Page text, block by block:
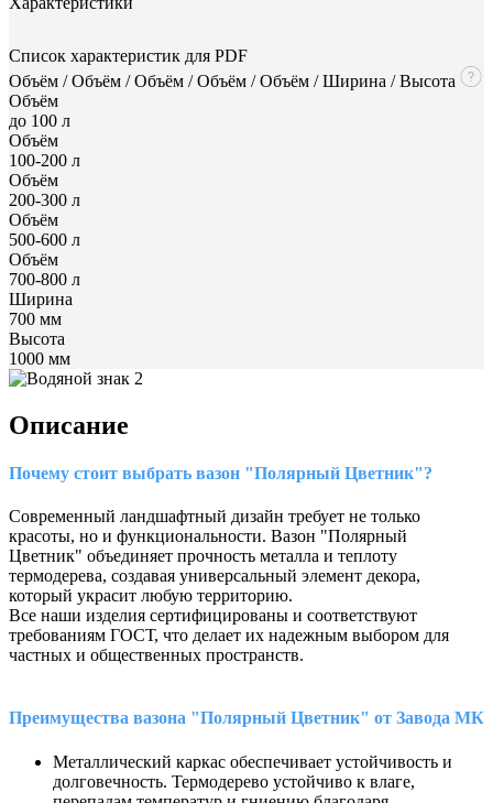
Список характеристик для PDF
Объём / Объём / Объём / Объём / Объём / Ширина / Высота
Объём
до 100 л
Объём
100-200 л
Объём
200-300 л
Объём
500-600 л
Объём
700-800 л
Ширина
700 мм
Высота
1000 мм
Описание
Почему стоит выбрать вазон "Полярный Цветник"?
Современный ландшафтный дизайн требует не только
красоты, но и функциональности. Вазон "Полярный
Цветник" объединяет прочность металла и теплоту
термодерева, создавая универсальный элемент декора,
который украсит любую территорию.
Все наши изделия сертифицированы и соответствуют
требованиям ГОСТ, что делает их надежным выбором для
частных и общественных пространств.
Преимущества вазона "Полярный Цветник" от Завода МК
Металлический каркас обеспечивает устойчивость и
долговечность. Термодерево устойчиво к влаге,